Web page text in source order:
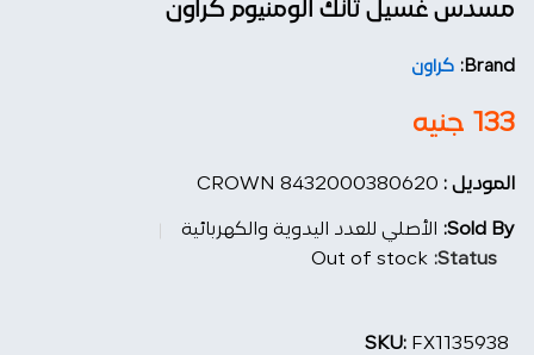
مسدس غسيل تانك الومنيوم كراون
Brand: كراون
133 جنيه
الموديل : CROWN 8432000380620
Sold By:
الأصلي للعدد اليدوية والكهربائية
Status:
Out of stock
SKU: FX1135938